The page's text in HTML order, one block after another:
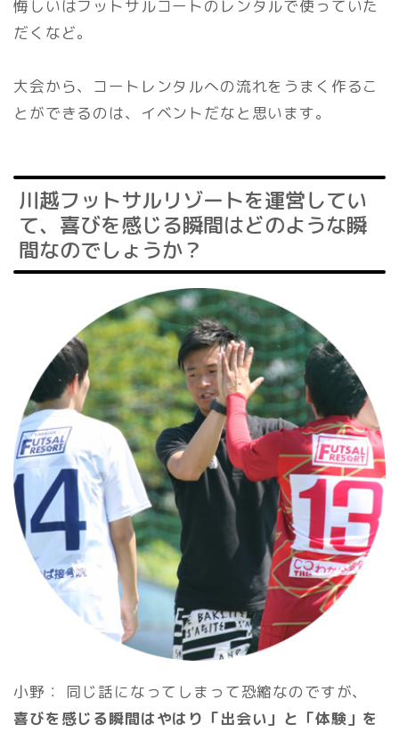
悔しいはフットサルコートのレンタルで使っていた
だくなど。
大会から、コートレンタルへの流れをうまく作るこ
とができるのは、イベントだなと思います。
川越フットサルリゾートを運営してい
て、喜びを感じる瞬間はどのような瞬
間なのでしょうか？
小野： 同じ話になってしまって恐縮なのですが、
喜びを感じる瞬間はやはり「出会い」と「体験」を